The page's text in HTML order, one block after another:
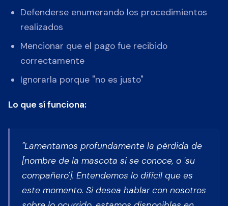
Defenderse enumerando los procedimientos
realizados
Mencionar que el pago fue recibido
correctamente
Ignorarla porque "no es justo"
Lo que sí funciona:
"Lamentamos profundamente la pérdida de
[nombre de la mascota si se conoce, o 'su
compañero']. Entendemos lo difícil que es
este momento. Si desea hablar con nosotros